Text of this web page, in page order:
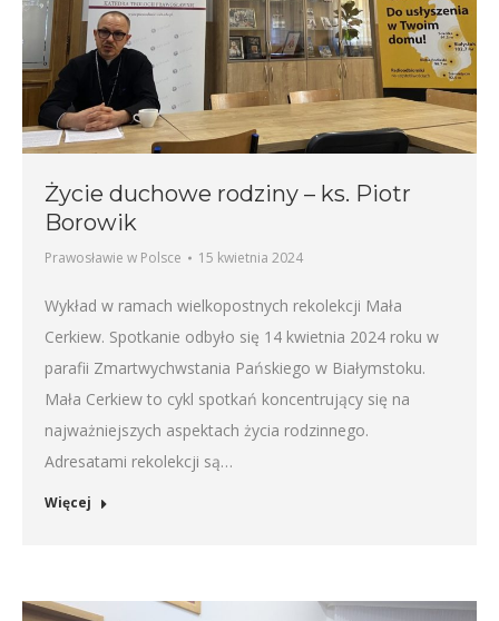
Życie duchowe rodziny – ks. Piotr
Borowik
Prawosławie w Polsce 15 kwietnia 2024
Wykład w ramach wielkopostnych rekolekcji Mała
Cerkiew. Spotkanie odbyło się 14 kwietnia 2024 roku w
parafii Zmartwychwstania Pańskiego w Białymstoku.
Mała Cerkiew to cykl spotkań koncentrujący się na
najważniejszych aspektach życia rodzinnego.
Adresatami rekolekcji są…
Więcej